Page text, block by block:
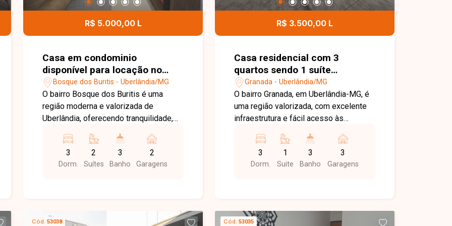
para futuras ampliações. Entre em
agende uma visita para conhecer esta
excelente oportunidade para quem
bem localizado e com todo o conforto
agende sua visita!
R$ 5.000,00 L
Casa em condominio
disponível para locação no
bairro Bosque dos Buritis em
Uberlândia-MG
Bosque dos Buritis - Uberlândia/MG
O bairro Bosque dos Buritis é uma
região moderna e valorizada de
Uberlândia, oferecendo tranquilidade,
vias da cidade. Próximo à Granja
Marileusa, conta com excelente
infraestrutura e está cercado por
locação,sendo Sala com painel para TV,
3
Dorm.
2
Suítes
3
Banho
2
Garagens
R$ 3.500,00 L
Casa residencial com 3
quartos sendo 1 suíte
disponível para locação no
bairro Granada em Uberlândia-
MG
Granada - Uberlândia/MG
O bairro Granada, em Uberlândia-MG, é
uma região valorizada, com excelente
infraestrutura e fácil acesso às
Hospital Municipal, supermercados,
escolas, farmácias e diversos
comércios, oferece praticidade,
suíte, banheiro social com box em
3
Dorm.
1
Suite
3
Banho
3
Garagens
Cód. 53038 Cód. 53035